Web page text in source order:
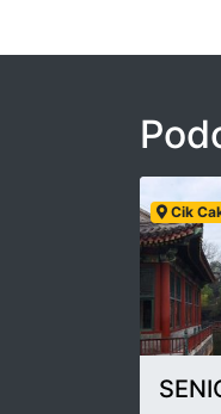
Cik